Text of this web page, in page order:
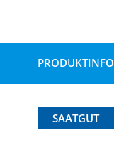
PRODUKTINFO
SAATGUT